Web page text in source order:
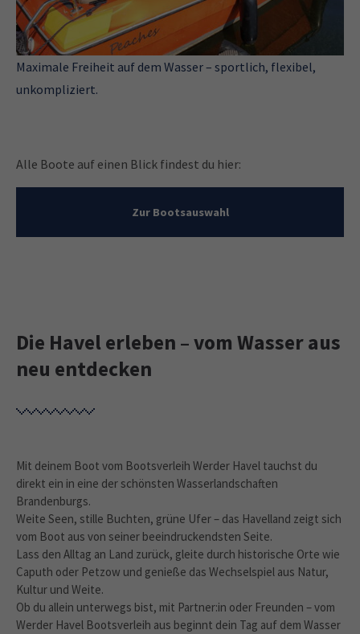
Maximale Freiheit auf dem Wasser – sportlich, flexibel,
unkompliziert.
Alle Boote auf einen Blick findest du hier:
Zur Bootsauswahl
Die Havel erleben – vom Wasser aus
neu entdecken
Mit deinem Boot vom Bootsverleih Werder Havel tauchst du
direkt ein in eine der schönsten Wasserlandschaften
Brandenburgs.
Weite Seen, stille Buchten, grüne Ufer – das Havelland zeigt sich
vom Boot aus von seiner beeindruckendsten Seite.
Lass den Alltag an Land zurück, gleite durch historische Orte wie
Caputh oder Petzow und genieße das Wechselspiel aus Natur,
Kultur und Weite.
Ob du allein unterwegs bist, mit Partner:in oder Freunden – vom
Werder Havel Bootsverleih aus beginnt dein Tag auf dem Wasser